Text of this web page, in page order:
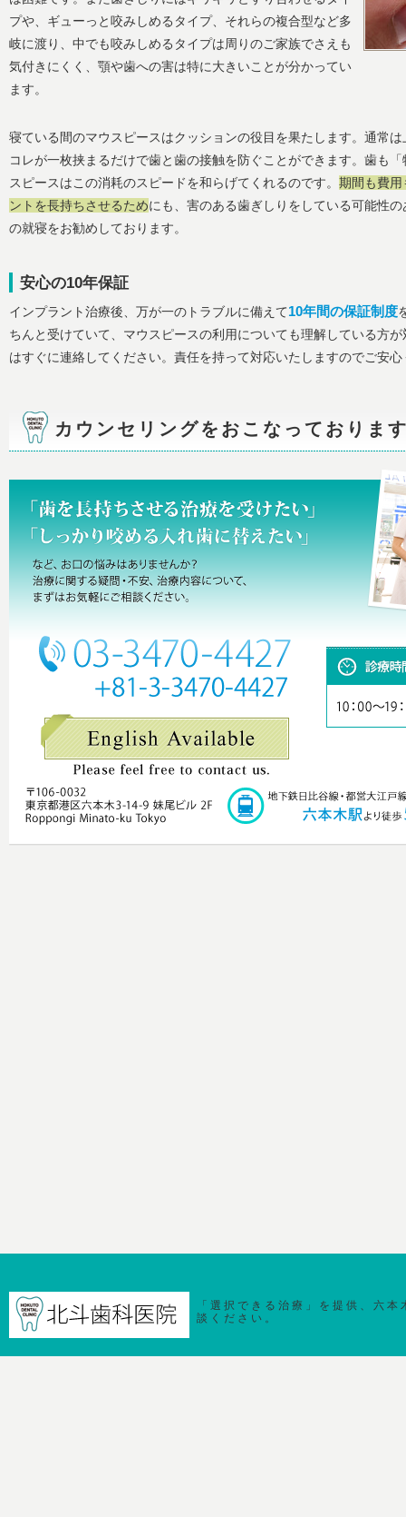
プや、ギューっと咬みしめるタイプ、それらの複合型など多
岐に渡り、中でも咬みしめるタイプは周りのご家族でさえも
気付きにくく、顎や歯への害は特に大きいことが分かってい
ます。
寝ている間のマウスピースはクッションの役目を果たします。通常
コレが一枚挟まるだけで歯と歯の接触を防ぐことができます。歯も
スピースはこの消耗のスピードを和らげてくれるのです。 期間も費用
ントを長持ちさせるためにも、害のある歯ぎしりをしている可能性
の就寝をお勧めしております。
安心の10年保証
インプラント治療後、万が一のトラブルに備えて10年間の保証制度
ちんと受けていて、マウスピースの利用についても理解している方
はすぐに連絡してください。責任を持って対応いたしますのでご安
カウンセリングをおこなっておりま
「選択できる治療」を提供、六
談ください。